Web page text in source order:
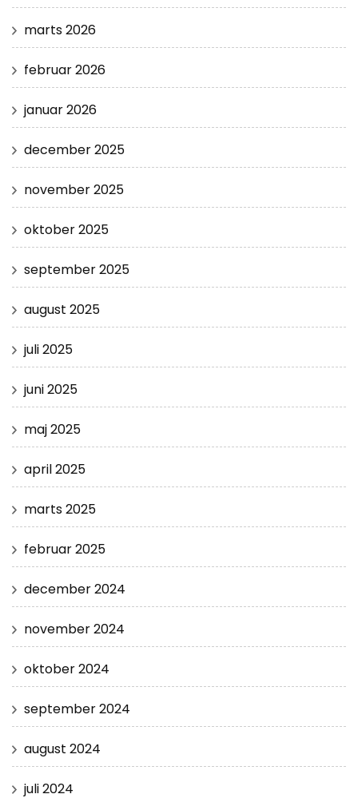
marts 2026
februar 2026
januar 2026
december 2025
november 2025
oktober 2025
september 2025
august 2025
juli 2025
juni 2025
maj 2025
april 2025
marts 2025
februar 2025
december 2024
november 2024
oktober 2024
september 2024
august 2024
juli 2024